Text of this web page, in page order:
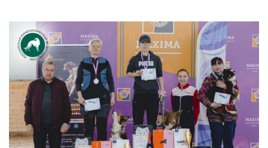
Larger
Image